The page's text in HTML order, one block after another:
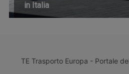
in Italia
TE Trasporto Europa - Portale